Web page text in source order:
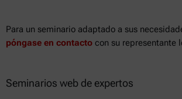
Para un seminario adaptado a sus
póngase en contacto con su representante
Seminarios web de expertos